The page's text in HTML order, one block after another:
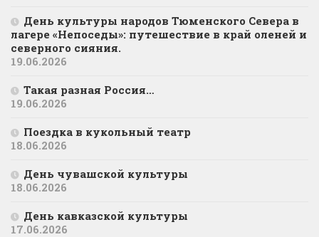
День культуры народов Тюменского Севера в
лагере «Непоседы»: путешествие в край оленей и
северного сияния.
19.06.2026
Такая разная Россия…
19.06.2026
Поездка в кукольный театр
18.06.2026
День чувашской культуры
18.06.2026
День кавказской культуры
17.06.2026